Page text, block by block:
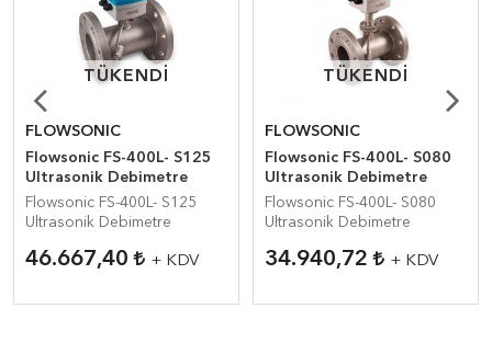
TÜKENDI
TÜKENDI
FLOWSONIC
Flowsonic FS-400L- S125
Ultrasonik Debimetre
Flowsonic FS-400L- S125
Ultrasonik Debimetre
46.667,40 + KDV
TÜKENDI
TÜKENDI
FLOWSONIC
Flowsonic FS-400L- S080
Ultrasonik Debimetre
Flowsonic FS-400L- S080
Ultrasonik Debimetre
34.940,72 + KDV